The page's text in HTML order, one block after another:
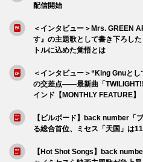
配信開始
＜インタビュー＞Mrs. GREEN
す』の主題歌として書き下ろし
トルに込めた覚悟とは
＜インタビュー＞“King Gnuとし
の交差点――最新曲「
インド【MONTHLY FEATURE】
【ビルボード】back number「
る総合首位、ミセス「天国」は
【Hot Shot Songs】back